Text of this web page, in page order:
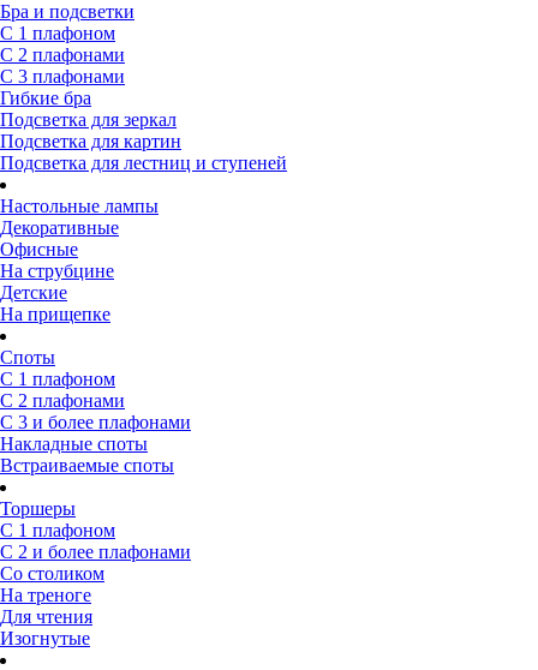
Бра и подсветки
С 1 плафоном
С 2 плафонами
С 3 плафонами
Гибкие бра
Подсветка для зеркал
Подсветка для картин
Подсветка для лестниц и ступеней
Настольные лампы
Декоративные
Офисные
На струбцине
Детские
На прищепке
Споты
С 1 плафоном
С 2 плафонами
С 3 и более плафонами
Накладные споты
Встраиваемые споты
Торшеры
С 1 плафоном
С 2 и более плафонами
Со столиком
На треноге
Для чтения
Изогнутые